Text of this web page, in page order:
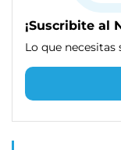
¡Suscribite al
Lo que necesitas